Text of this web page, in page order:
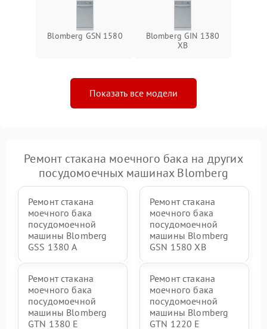
Blomberg GSN 1580
Blomberg GIN 1380
XB
Показать все модели
Ремонт стакана моечного бака на других
посудомоечных машинах Blomberg
Ремонт стакана
моечного бака
посудомоечной
машины Blomberg
GSS 1380 А
Ремонт стакана
моечного бака
посудомоечной
машины Blomberg
GSN 1580 XB
Ремонт стакана
моечного бака
посудомоечной
машины Blomberg
GTN 1380 E
Ремонт стакана
моечного бака
посудомоечной
машины Blomberg
GTN 1220 E